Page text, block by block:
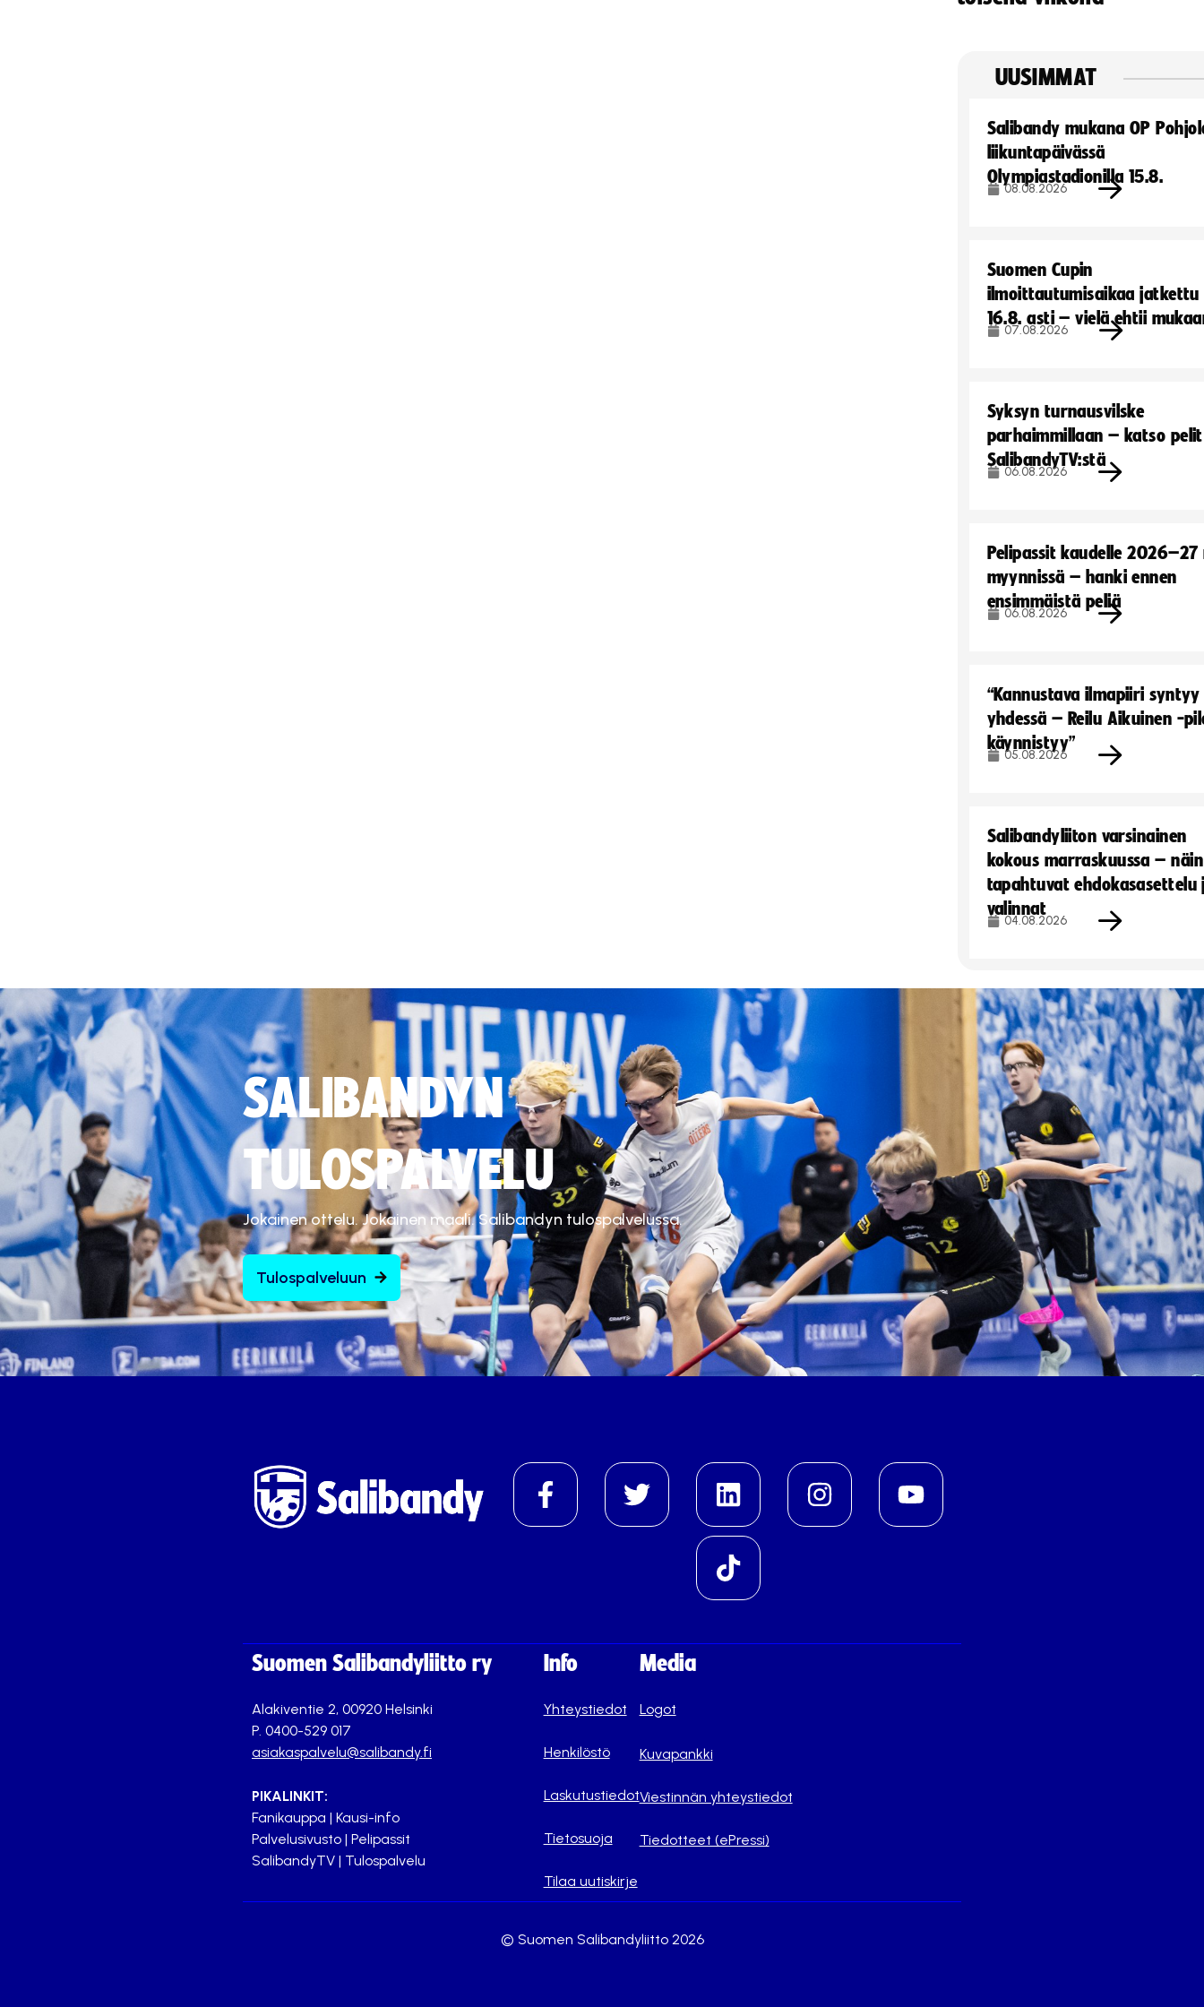
UUSIMMAT
Salibandy mukana OP
liikuntapäivässä
Olympiastadionilla 15.8.
08.08.2026
Suomen Cupin
ilmoittautumisaikaa jatkettu
16.8. asti – vielä ehtii
07.08.2026
Syksyn turnausvilske
parhaimmillaan – katso pelit
SalibandyTV:stä
06.08.2026
Pelipassit kaudelle
myynnissä – hanki ennen
ensimmäistä peliä
06.08.2026
“Kannustava ilmapiiri syntyy
yhdessä – Reilu Aikuinen -
käynnistyy”
05.08.2026
Salibandyliiton varsinainen
kokous marraskuussa – näin
tapahtuvat ehdokasasettelu
valinnat
04.08.2026
SALIBANDYN
TULOSPALVELU
Jokainen ottelu. Jokainen maali. Salibandyn tulospalvelussa.
Tulospalveluun
Suomen Salibandyliitto ry
Alakiventie 2, 00920 Helsinki
P. 0400-529 017
asiakaspalvelu@salibandy.fi
PIKALINKIT:
Fanikauppa | Kausi-info
Palvelusivusto | Pelipassit
SalibandyTV | Tulospalvelu
Info
Yhteystiedot
Henkilöstö
Laskutustiedot
Tietosuoja
Tilaa uutiskirje
Media
Logot
Kuvapankki
Viestinnän yhteystiedot
Tiedotteet (ePressi)
© Suomen Salibandyliitto 2026